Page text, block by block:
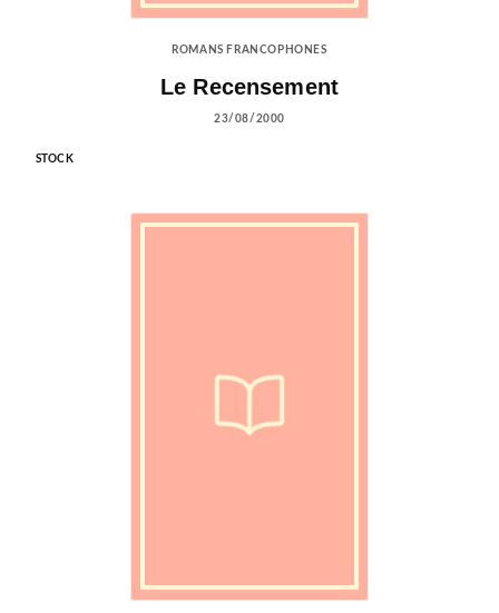
ROMANS FRANCOPHONES
Le Recensement
23/08/2000
STOCK